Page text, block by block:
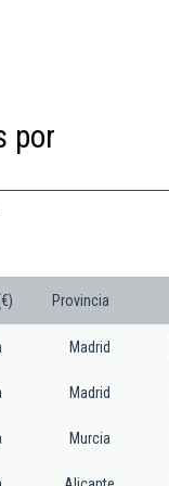
por
Provincia
Madrid
Madrid
Murcia